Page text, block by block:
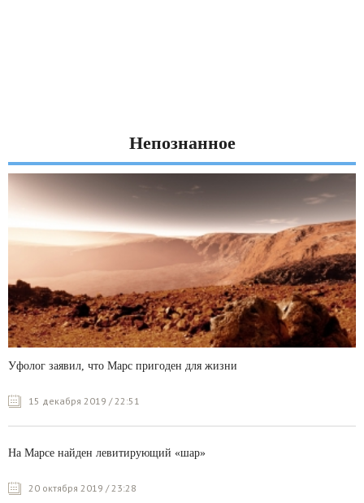
Непознанное
Уфолог заявил, что Марс пригоден для жизни
15 декабря 2019 / 22:51
На Марсе найден левитирующий «шар»
20 октября 2019 / 23:28